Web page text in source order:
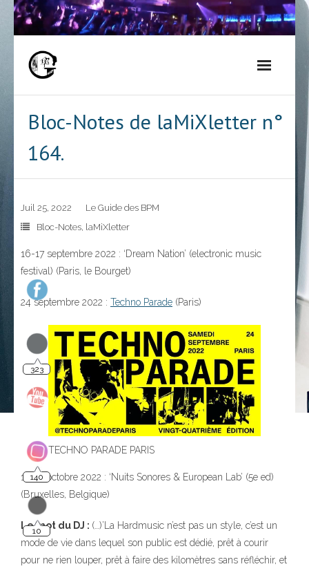
Skip
to
Bloc-Notes de laMiXletter n°
164.
Juil 25, 2022
Le Guide des BPM
Bloc-Notes, laMiXletter
16-17 septembre 2022 : ‘Dream Nation’ (electronic music
festival) (Paris, le Bourget)
24 septembre 2022 : Techno Parade (Paris)
TECHNO PARADE PARIS
12-16 octobre 2022 : ‘Nuits Sonores & European Lab’ (5e ed)
(Bruxelles, Belgique)
Le mot du DJ : (…)’La Hardmusic n’est pas un style, c’est un
mode de vie dans lequel son public est dédié, prêt à courir
pour ne rien louper, prêt à faire des kilomètres sans réfléchir, et
323
140
10